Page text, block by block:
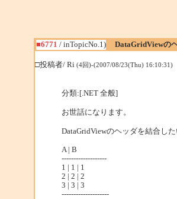
■6771 / inTopicNo.1) DataGridViewの
□投稿者/ Ri (4回)-(2007/08/23(Thu) 16:10:31)
分類:[.NET 全般]
お世話になります。
DataGridViewのヘッダを結合した
A | B
-------------------
1 | 1 | 1
2 | 2 | 2
3 | 3 | 3
--------------------